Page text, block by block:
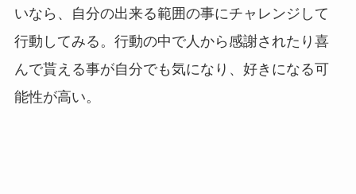
いなら、自分の出来る範囲の事にチャレンジして
行動してみる。行動の中で人から感謝されたり喜
んで貰える事が自分でも気になり、好きになる可
能性が高い。